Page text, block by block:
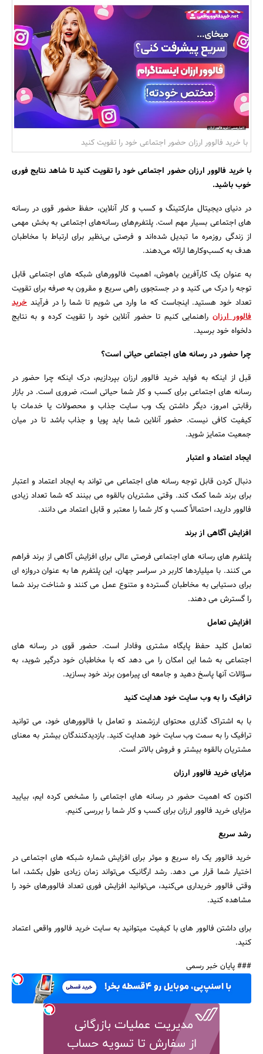
بانک، بیمه و سرمایه
مسکن و ساختمان
با خرید فالوور ارزان حضور اجتماعی خود را تقویت کنید
با خرید فالوور ارزان حضور اجتماعی خود را تقویت کنید تا شاهد نتایج فوری
خوب باشید.
در دنیای دیجیتال مارکتینگ و کسب و کار آنلاین، حفظ حضور قوی در رسانه
های اجتماعی بسیار مهم است. پلتفرم‌های رسانه‌های اجتماعی به بخش مهمی
از زندگی روزمره ما تبدیل شده‌اند و فرصتی بی‌نظیر برای ارتباط با مخاطبان
هدف به کسب‌وکارها ارائه می‌دهند.
به عنوان یک کارآفرین باهوش، اهمیت فالوورهای شبکه های اجتماعی قابل
توجه را درک می کنید و در جستجوی راهی سریع و مقرون به صرفه برای تقویت
تعداد خود هستید. اینجاست که ما وارد می شویم تا شما را در فرآیند خرید
فالوور ارزان راهنمایی کنیم تا حضور آنلاین خود را تقویت کرده و به نتایج
دلخواه خود برسید.
چرا حضور در رسانه های اجتماعی حیاتی است؟
قبل از اینکه به فواید خرید فالوور ارزان بپردازیم، درک اینکه چرا حضور در
رسانه های اجتماعی برای کسب و کار شما حیاتی است، ضروری است. در بازار
رقابتی امروز، دیگر داشتن یک وب سایت جذاب و محصولات یا خدمات با
کیفیت کافی نیست. حضور آنلاین شما باید پویا و جذاب باشد تا در میان
جمعیت متمایز شوید.
ایجاد اعتماد و اعتبار
دنبال کردن قابل توجه رسانه های اجتماعی می تواند به ایجاد اعتماد و اعتبار
برای برند شما کمک کند. وقتی مشتریان بالقوه می بینند که شما تعداد زیادی
فالوور دارید، احتمالاً کسب و کار شما را معتبر و قابل اعتماد می دانند.
افزایش آگاهی از برند
پلتفرم های رسانه های اجتماعی فرصتی عالی برای افزایش آگاهی از برند فراهم
می کنند. با میلیاردها کاربر در سراسر جهان، این پلتفرم ها به عنوان دروازه ای
برای دستیابی به مخاطبان گسترده و متنوع عمل می کنند و شناخت برند شما
را گسترش می دهند.
افزایش تعامل
تعامل کلید حفظ پایگاه مشتری وفادار است. حضور قوی در رسانه های
اجتماعی به شما این امکان را می دهد که با مخاطبان خود درگیر شوید، به
سؤالات آنها پاسخ دهید و جامعه ای پیرامون برند خود بسازید.
ترافیک را به وب سایت خود هدایت کنید
با به اشتراک گذاری محتوای ارزشمند و تعامل با فالوورهای خود، می توانید
ترافیک را به سمت وب سایت خود هدایت کنید. بازدیدکنندگان بیشتر به معنای
مشتریان بالقوه بیشتر و فروش بالاتر است.
مزایای خرید فالوور ارزان
اکنون که اهمیت حضور در رسانه های اجتماعی را مشخص کرده ایم، بیایید
مزایای خرید فالوور ارزان برای کسب و کار شما را بررسی کنیم.
رشد سریع
خرید فالوور یک راه سریع و موثر برای افزایش شماره شبکه های اجتماعی در
اختیار شما قرار می دهد. رشد ارگانیک می‌تواند زمان زیادی طول بکشد، اما
وقتی فالوور خریداری می‌کنید، می‌توانید افزایش فوری تعداد فالوورهای خود را
مشاهده کنید.
برای داشتن فالوور های با کیفیت میتوانید به سایت خرید فالوور واقعی اعتماد
کنید.
### پایان خبر رسمی